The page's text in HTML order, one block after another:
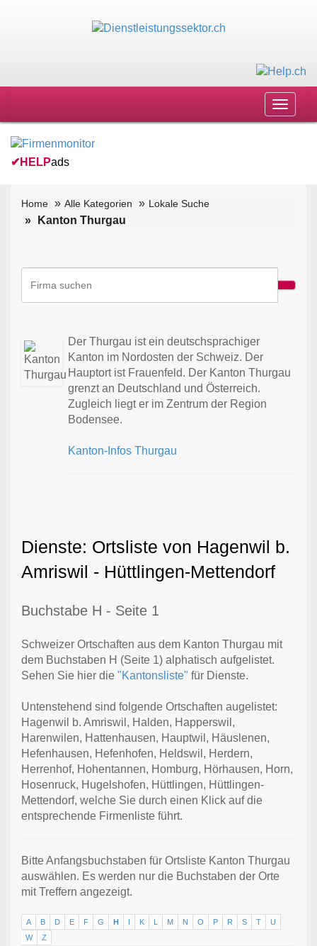
Toggle
✔ HELPads
Home Alle Kategorien Lokale Suche
Kanton Thurgau
Der Thurgau ist ein deutschsprachiger
Kanton im Nordosten der Schweiz. Der
Hauptort ist Frauenfeld. Der Kanton Thurgau
grenzt an Deutschland und Österreich.
Zugleich liegt er im Zentrum der Region
Bodensee.
Kanton-Infos Thurgau
Dienste: Ortsliste von Hagenwil b.
Amriswil - Hüttlingen-Mettendorf
Buchstabe H - Seite 1
Schweizer Ortschaften aus dem Kanton Thurgau mit
dem Buchstaben H (Seite 1) alphatisch aufgelistet.
Sehen Sie hier die "Kantonsliste" für Dienste.
Untenstehend sind folgende Ortschaften augelistet:
Hagenwil b. Amriswil, Halden, Happerswil,
Harenwilen, Hattenhausen, Hauptwil, Häuslenen,
Hefenhausen, Hefenhofen, Heldswil, Herdern,
Herrenhof, Hohentannen, Homburg, Hörhausen, Horn,
Hosenruck, Hugelshofen, Hüttlingen, Hüttlingen-
Mettendorf, welche Sie durch einen Klick auf die
entsprechende Firmenliste führt.
Bitte Anfangsbuchstaben für Ortsliste Kanton Thurgau
auswählen. Es werden nur die Buchstaben der Orte
mit Treffern angezeigt.
A B D E F G H K M N O P R S T
U
W
Z